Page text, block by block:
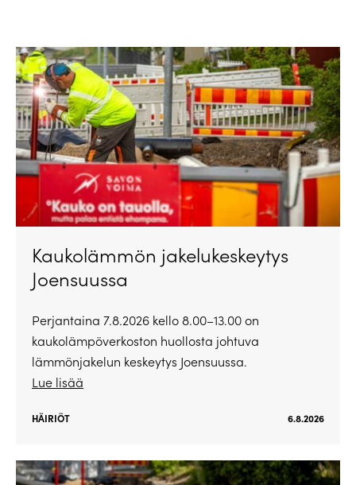
Kaukolämmön jakelukeskeytys
Joensuussa
Perjantaina 7.8.2026 kello 8.00–13.00 on
kaukolämpöverkoston huollosta johtuva
lämmönjakelun keskeytys Joensuussa.
Lue lisää
HÄIRIÖT 6.8.2026